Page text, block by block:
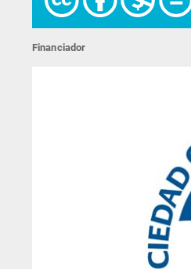
Financiador